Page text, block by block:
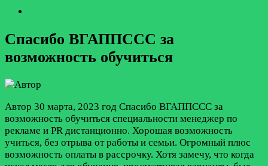
Спасибо ВГАППССС за
возможность обучиться
Автор 30 марта, 2023 год Спасибо ВГАППССС за
возможность обучиться специальности менеджер по
рекламе и PR дистанционно. Хорошая возможность
учиться, без отрыва от работы и семьи. Огромный плюс
возможность оплаты в рассрочку. Хотя замечу, что когда